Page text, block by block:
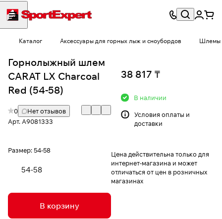
Каталог Аксессуары для горных лыж и сноубордов Шлемы
Горнолыжный шлем
CARAT LX Charcoal
Red (54-58)
0
Нет отзывов
Арт. A9081333
Размер:54-58
54-58
В корзину
38 817 ₸
В наличии
Условия оплаты и
доставки
Цена действительна только для
интернет-магазина и может
отличаться от цен в розничных
магазинах